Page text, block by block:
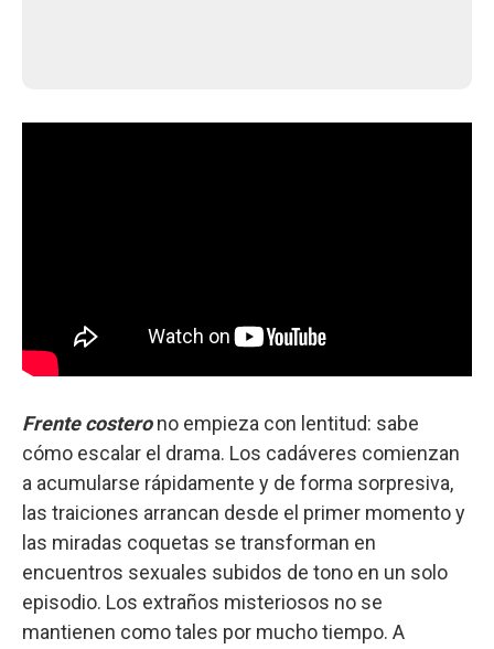
Frente costerono empieza con lentitud: sabe
cómo escalar el drama. Los cadáveres comienzan
a acumularse rápidamente y de forma sorpresiva,
las traiciones arrancan desde el primer momento y
las miradas coquetas se transforman en
encuentros sexuales subidos de tono en un solo
episodio. Los extraños misteriosos no se
mantienen como tales por mucho tiempo. A